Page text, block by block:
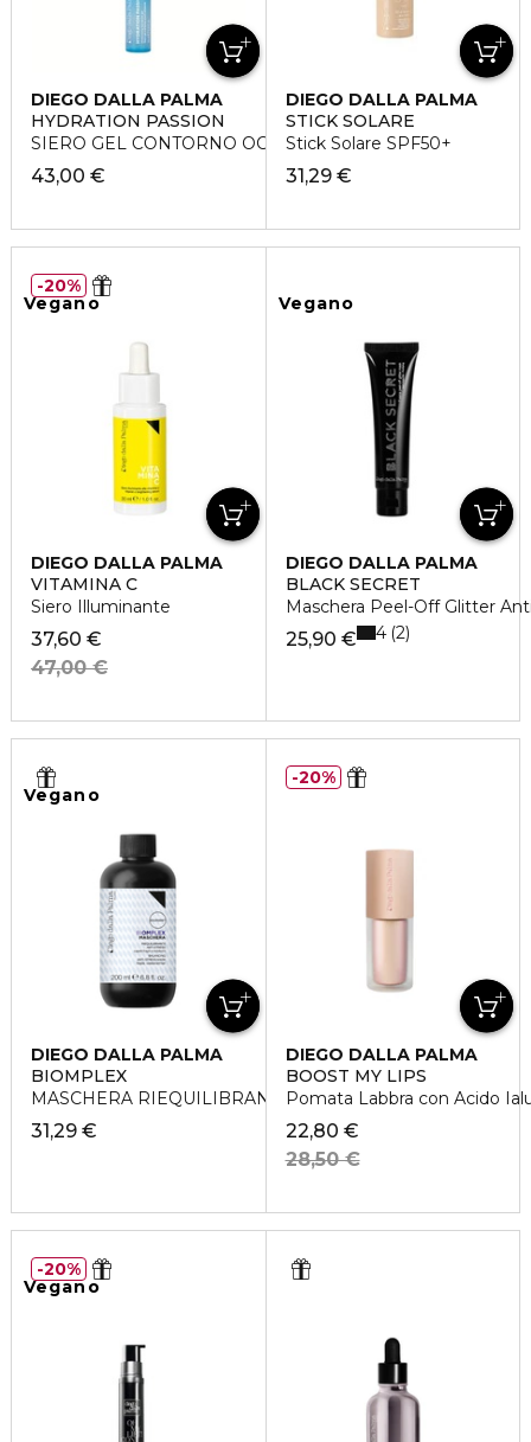
DIEGO DALLA PALMA
HYDRATION PASSION
SIERO GEL CONTORNO OCCHI IDRATANTE
43,00 €
DIEGO DALLA PALMA
STICK SOLARE
Stick Solare SPF50+
31,29 €
Vegano
DIEGO DALLA PALMA
VITAMINA C
Siero Illuminante
37,60 €
47,00 €
20%
Vegano
DIEGO DALLA PALMA
BLACK SECRET
Maschera Peel-Off Glitter
25,90 € 4 2
Vegano
DIEGO DALLA PALMA
BIOMPLEX
MASCHERA RIEQUILIBRANTE ANTI-STRESS
31,29 €
DIEGO DALLA PALMA
BOOST MY LIPS
Pomata Labbra con Acido
22,80 €
28,50 €
20%
Vegano
20%